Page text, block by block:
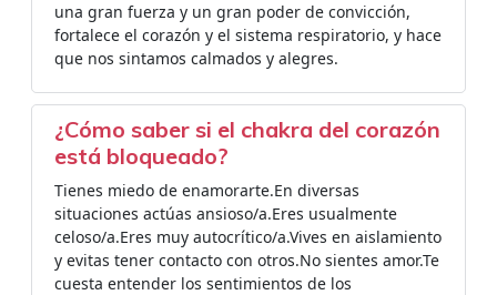
una gran fuerza y un gran poder de convicción,
fortalece el corazón y el sistema respiratorio, y hace
que nos sintamos calmados y alegres.
¿Cómo saber si el chakra del corazón
está bloqueado?
Tienes miedo de enamorarte.En diversas
situaciones actúas ansioso/a.Eres usualmente
celoso/a.Eres muy autocrítico/a.Vives en aislamiento
y evitas tener contacto con otros.No sientes amor.Te
cuesta entender los sentimientos de los